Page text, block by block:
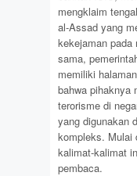
mengklaim
al-Assad yang
kekejaman
sama,
memiliki
bahwa pihaknya
terorisme di
yang digunakan
kompleks. Mulai
kalimat-kalimat
pembaca.